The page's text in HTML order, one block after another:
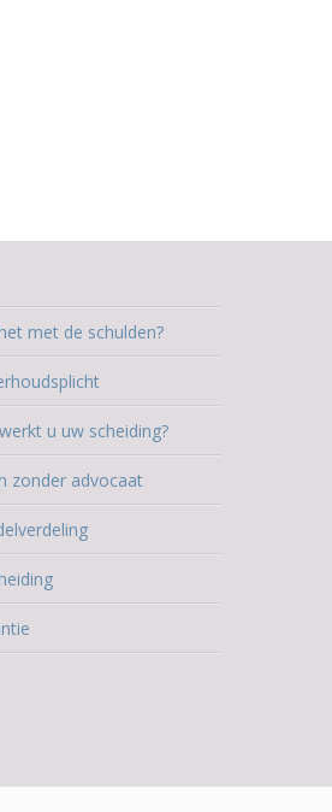
met de schulden?
u uw scheiding?
zonder advocaat